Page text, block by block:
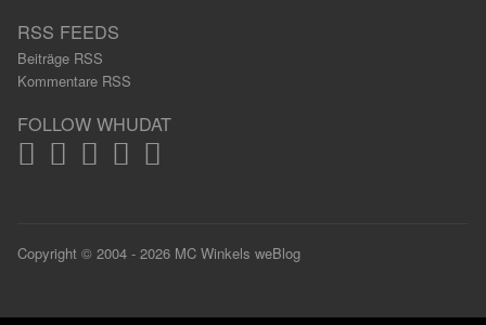
RSS FEEDS
Beiträge RSS
Kommentare RSS
FOLLOW WHUDAT
Copyright © 2004 - 2026 MC Winkels weBlog